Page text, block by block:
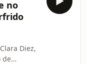
no
Diez,
de